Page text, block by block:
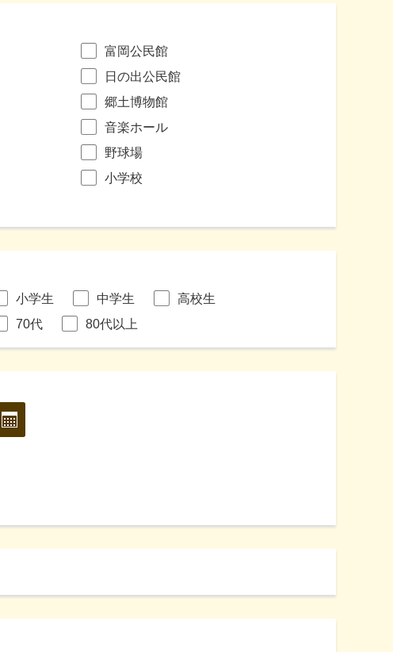
富岡公民館
日の出公民館
郷土博物館
音楽ホール
野球場
小学校
小学生 中学生
高校生
70代 80代以上